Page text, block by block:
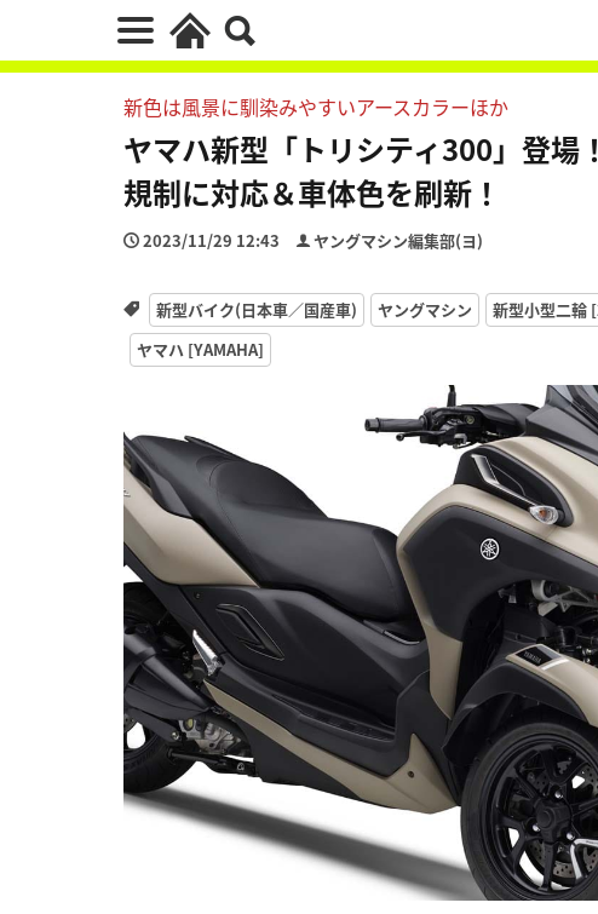
新色は風景に馴染みやすいアースカラーほか
ヤマハ新型「トリシティ300」登場
規制に対応＆車体色を刷新！
2023/11/29 12:43 ヤングマシン編集部(ヨ)
新型バイク(日本車／国産車) ヤングマシン 新型小型二輪
ヤマハ [YAMAHA]